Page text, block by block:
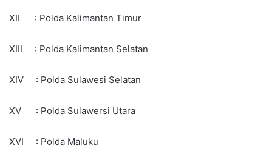
XII : Polda Kalimantan Timur
XIII : Polda Kalimantan Selatan
XIV : Polda Sulawesi Selatan
XV : Polda Sulawersi Utara
XVI : Polda Maluku